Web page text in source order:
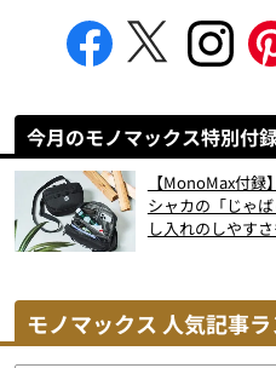
今月のモノマックス特別付
【MonoMax付録
シャカの「じゃ
し入れのしやす
モノマックス 人気記事